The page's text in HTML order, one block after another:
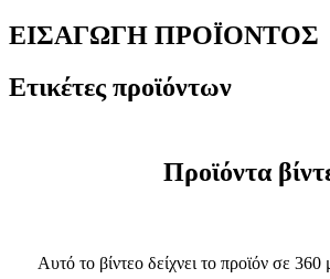
ΕΙΣΑΓΩΓΗ ΠΡΟΪΟΝΤΟΣ
Ετικέτες προϊόντων
Προϊόντα
Αυτό το βίντεο δείχνει το προϊόν σε 360